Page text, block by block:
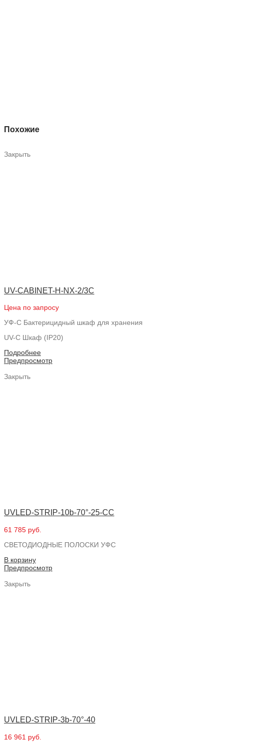
Похожие
Закрыть
UV-CABINET-H-NX-2/3C
Цена по запросу
УФ-С Бактерицидный шкаф для хранения
UV-C Шкаф (IP20)
Подробнее
Предпросмотр
Закрыть
UVLED-STRIP-10b-70°-25-CC
61 785 руб.
СВЕТОДИОДНЫЕ ПОЛОСКИ УФС
В корзину
Предпросмотр
Закрыть
UVLED-STRIP-3b-70°-40
16 961 руб.